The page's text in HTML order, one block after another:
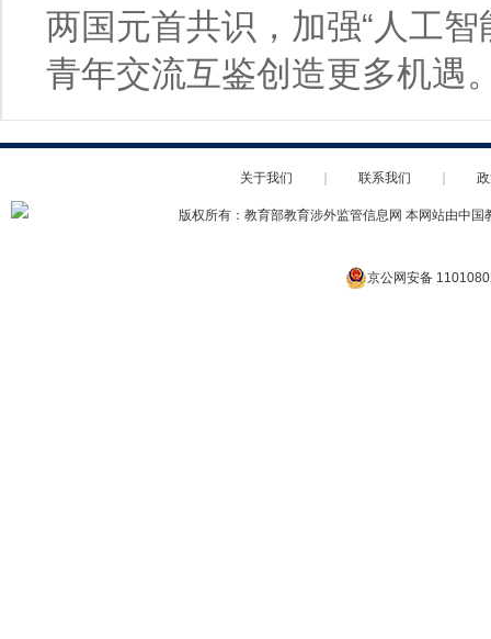
两国元首共识，加强“人工
青年交流互鉴创造更多机遇
关于我们 联系我们
版权所有：教育部教育涉外监管信息网 本网站由中
京公网安备